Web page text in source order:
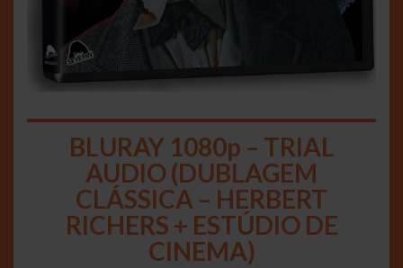
BLURAY 1080p – TRIAL
AUDIO (DUBLAGEM
CLÁSSICA – HERBERT
RICHERS + ESTÚDIO DE
CINEMA)